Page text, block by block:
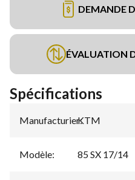
DEMANDE
ÉVALUATION
Spécifications
Manufacturier:
KTM
Modèle: 85 SX 17/14